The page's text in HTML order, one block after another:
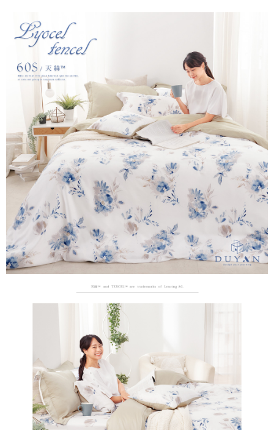
2.付款方式選擇「大哥付你分期」，訂單成立後會自動跳轉到大哥付的交易
流程，驗證手機門號後，選擇欲分期的期數、繳款截止日，確認付款後即完
成交易。
3.實際核准額度、可分期數及費用金額請依後續交易確認頁面所載為準。
4.訂單成立30分鐘內，如未前往確認交易或遇審核未通過，訂單將自動取
消。如遇「轉專審核」未通過狀況，表示未達大哥付你分期系統評分，恕無
法說明評估內容。
【繳款方式說明】
1.分期款項不併入電信帳單，「大哥付你分期」於每月結算日後寄送繳費提
醒簡訊。
2.透過簡訊連結打開帳單後，可選擇「超商條碼／台灣大直營門市／銀行轉
帳／街口支付／iPASS MONEY」等通路繳費。
【注意事項】
1.本服務係由「台灣大哥大股份有限公司」（以下簡稱本公司）所提供，讓
用戶於交易時，得透過本服務購買商品或服務，並由商店將買賣／分期付款
買賣價金債權讓與本公司後，依約使用本公司帳單繳交帳款。
2.基於同意付款使用「大哥付你分期」之契約關係目的，商店將以您的個人
資料（包含姓名、電話或地址）提供予台灣大哥大進項蒐集、處理及利用，
由本公司與您本人進行分期帳單所需資料之確認、核對及更正。
3.完整用戶服務條款，請詳閱以下連結：
https://oppay.tw/userRule
【關於「AFTEE先享後付」】
AFTEE先享後付是「在收到商品之後才付款」的支付方式。 讓您購物簡單
便利好安心！
１．簡單：不需註冊會員、不需綁卡、不需儲值。
２．便利：只要手機號碼，簡訊認證，即可結帳。
３．安心：先確認商品／服務後，再付款。
【「AFTEE先享後付」結帳流程】
１．於結帳方式選擇「AFTEE先享後付」後，將跳轉至「AFTEE先享後付」
結帳頁面，進行簡訊認證並確認金額後，即可完成結帳。
２．訂單成立數日內，您將收到繳費通知簡訊。
３．收到繳費通知簡訊後14天內，點擊此簡訊中的連結，可透過四大超商／
ATM／網路銀行／等多元方式進行付款，方視為交易完成。
※ 請注意：結帳手續完成當下不需立刻繳費，但若您需要取消訂單，請聯絡
購買商品的店家。未經商家同意取消之訂單仍視為有效，需透過AFTEE先享
後付繳納相關費用。
※ 交易是否成功請以「AFTEE先享後付 」之結帳頁面顯示為準，若有關於
是否繳費成功／繳費後需取消欲退款等相關疑問，請聯繫「AFTEE先享後付
客戶支援中心」https://netprotections.freshdesk.com/support/home
【注意事項】
１．透過由恩沛科技股份有限公司提供之「AFTEE先享後付」服務完成之交
易，需依本服務之必要範圍內提供個人資料，並將交易相關給付款項請求債
權轉讓予恩沛科技股份有限公司。
２．關於個人資料處理事宜，請瀏覽以下網址：
https://aftee.tw/terms/#terms3
３．未成年的使用者請事先徵得法定代理人或監護人之同意方可使用
「AFTEE先享後付」，若未經同意申辦者引起之損失，本公司不負相關責
４．使用「AFTEE先享後付」時，將依據個別帳號之用戶狀況，依本公司即
時審查核予不同之上限額度；若仍有額度不足之情形，本公司將視審查結果
請求用戶進行身份認證。
５．嚴禁一人註冊多個帳號或使用他人資訊註冊。若發現惡意使用之情形，
恩沛科技股份有限公司將有權停止該用戶之使用額度並採取法律行動。
Hami Point
「Hami Point」為中華電信所提供之點數服務，可於會員專區綁定中華電信
會員帳號後，即可在購物車使用 Hami Point 折抵消費金額 (1點等於1元)。
ATM付款
運送方式
全家取貨付款
每筆NT$60，滿NT$699(含以上)免運費
付款後全家取貨
每筆NT$60，滿NT$699(含以上)免運費
7-11取貨付款
每筆NT$60，滿NT$999(含以上)免運費
付款後7-11取貨
每筆NT$60，滿NT$999(含以上)免運費